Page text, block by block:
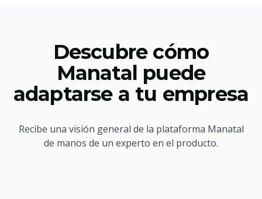
Descubre cómo
Manatal puede
adaptarse a tu empresa
Recibe una visión general de la plataforma Manatal
de manos de un experto en el producto.